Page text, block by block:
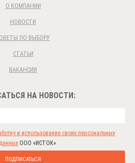
О КОМПАНИИ
НОВОСТИ
ПО ВЫБОРУ
СТАТЬИ
ВАКАНСИИ
НА НОВОСТИ:
и использование своих персональных
данныхООО «ИСТОК»
ПОДПИСАТЬСЯ